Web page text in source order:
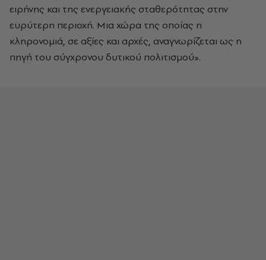
ειρήνης και της ενεργειακής σταθερότητας στην
ευρύτερη περιοχή. Μια χώρα της οποίας η
κληρονομιά, σε αξίες και αρχές, αναγνωρίζεται ως η
πηγή του σύγχρονου δυτικού πολιτισμού».